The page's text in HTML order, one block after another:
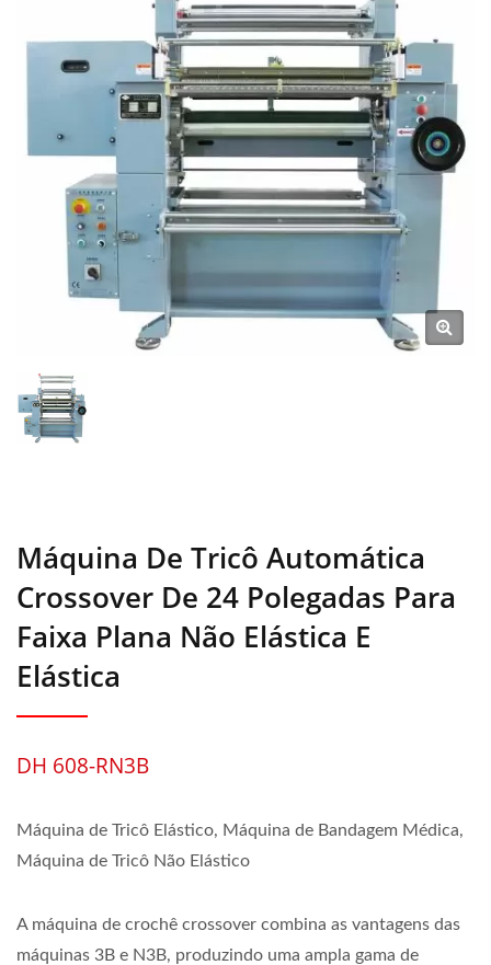
Máquina De Tricô Automática
Crossover De 24 Polegadas Para
Faixa Plana Não Elástica E
Elástica
DH 608-RN3B
Máquina de Tricô Elástico, Máquina de Bandagem Médica,
Máquina de Tricô Não Elástico
A máquina de crochê crossover combina as vantagens das
máquinas 3B e N3B, produzindo uma ampla gama de